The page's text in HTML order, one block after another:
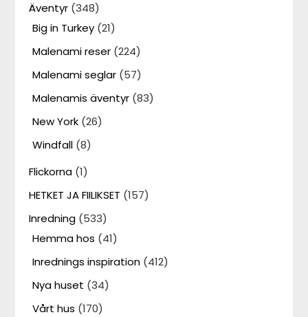
Äventyr (348)
Big in Turkey (21)
Malenami reser (224)
Malenami seglar (57)
Malenamis äventyr (83)
New York (26)
Windfall (8)
Flickorna (1)
HETKET JA FIILIKSET (157)
Inredning (533)
Hemma hos (41)
Inrednings inspiration (412)
Nya huset (34)
Vårt hus (170)